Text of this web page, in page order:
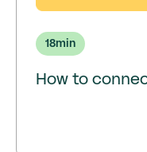
18min
How to